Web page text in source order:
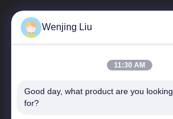
Γρήγοροι Σύνδεσμοι
Wenjing Liu
11:30 AM
Good day, what product are you looking
for?